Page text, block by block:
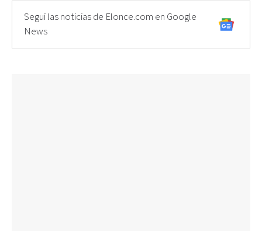
Seguí las noticias de Elonce.com en Google
News